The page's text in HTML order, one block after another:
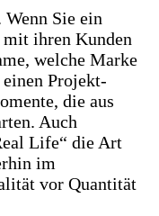
Sie ein
ihren Kunden
welche Marke
Projekt-
die aus
Auch
Life“ die Art
im
vor Quantität